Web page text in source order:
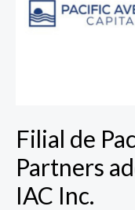
Filial de
Partners
IAC Inc.
Capital
Partners